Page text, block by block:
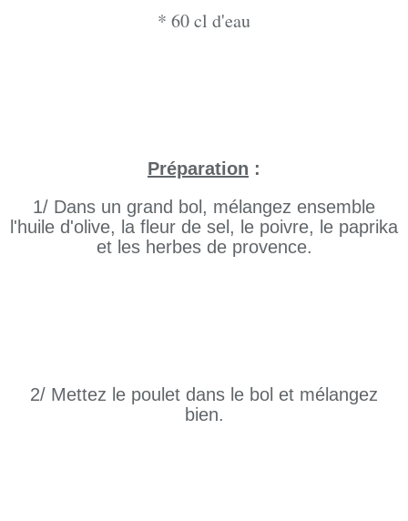
* 60 cl d'eau
Préparation :
1/ Dans un grand bol, mélangez ensemble
l'huile d'olive, la fleur de sel, le poivre, le paprika
et les herbes de provence.
2/ Mettez le poulet dans le bol et mélangez
bien.